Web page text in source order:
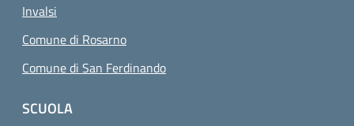
Invalsi
Comune di Rosarno
Comune di San Ferdinando
SCUOLA